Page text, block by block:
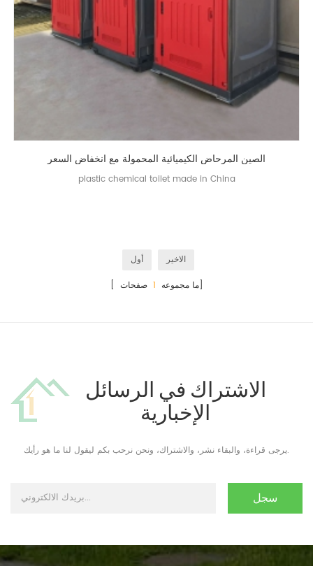
الصين المرحاض الكيميائية المحمولة مع انخفاض السعر
plastic chemical toilet made in China
أول
الاخير
[ ما مجموعه 1 صفحات]
الاشتراك في الرسائل
الإخبارية
يرجى قراءة، والبقاء نشر، والاشتراك، ونحن نرحب بكم ليقول لنا ما هو رأيك.